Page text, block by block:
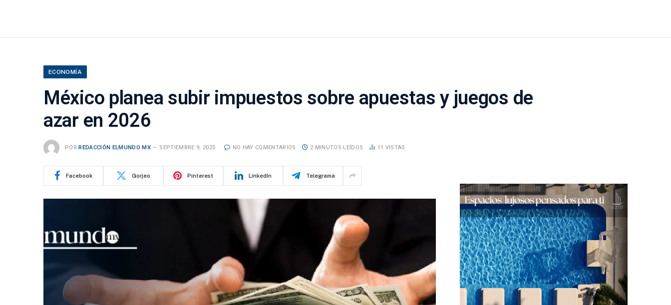
ECONOMÍA
México planea subir impuestos sobre apuestas y juegos de
azar en 2026
POR REDACCIÓN ELMUNDO MX SEPTIEMBRE 9, 2025 NO HAY COMENTARIOS 2 MINUTOS LEÍDOS 11 VISTAS
Facebook Gorjeo Pinterest LinkedIn Telegrama